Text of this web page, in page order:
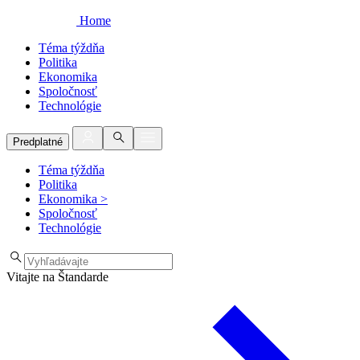
Home
Téma týždňa
Politika
Ekonomika
Spoločnosť
Technológie
Predplatné
Téma týždňa
Politika
Ekonomika >
Spoločnosť
Technológie
Vitajte na Štandarde